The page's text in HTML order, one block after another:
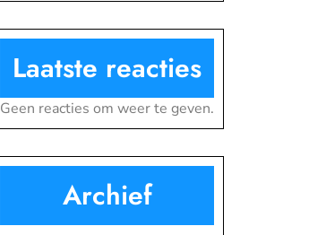
Laatste reacties
Geen reacties om weer te geven.
Archief